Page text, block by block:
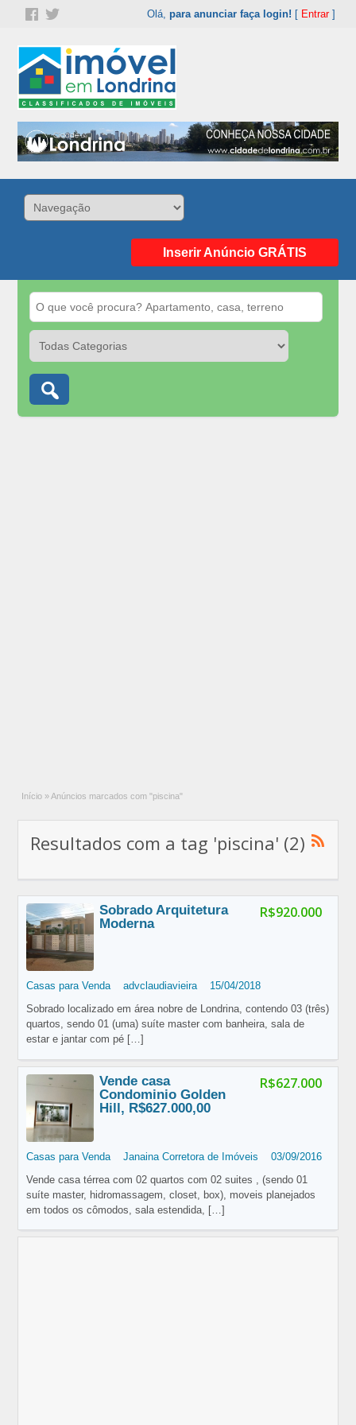
Olá, para anunciar faça login! [ Entrar]
Inserir Anúncio GRÁTIS
Início » Anúncios marcados com "piscina"
Resultados com a tag 'piscina' (2)
R$920.000
Sobrado Arquitetura
Moderna
Casas para Venda advclaudiavieira
15/04/2018
Sobrado localizado em área nobre de Londrina, contendo 03 (três)
quartos, sendo 01 (uma) suíte master com banheira, sala de
estar e jantar com pé […]
R$627.000
Vende casa
Condominio Golden
Hill, R$627.000,00
Casas para Venda Janaina Corretora de Imóveis
03/09/2016
Vende casa térrea com 02 quartos com 02 suites , (sendo 01
suíte master, hidromassagem, closet, box), moveis planejados
em todos os cômodos, sala estendida, […]